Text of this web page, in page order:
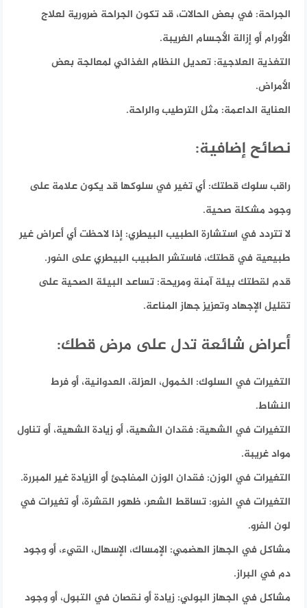
الجراحة: في بعض الحالات، قد تكون الجراحة ضرورية لعلاج
الأورام أو إزالة الأجسام الغريبة.
التغذية العلاجية: تعديل النظام الغذائي لمعالجة بعض
الأمراض.
العناية الداعمة: مثل الترطيب والراحة.
نصائح إضافية:
راقب سلوك قطتك: أي تغير في سلوكها قد يكون علامة على
وجود مشكلة صحية.
لا تتردد في استشارة الطبيب البيطري: إذا لاحظت أي أعراض غير
طبيعية في قطتك، فاستشر الطبيب البيطري على الفور.
قدم لقطتك بيئة آمنة ومريحة: تساعد البيئة الصحية على
تقليل الإجهاد وتعزيز جهاز المناعة.
أعراض شائعة تدل على مرض قطك:
التغيرات في السلوك: الخمول، العزلة، العدوانية، أو فرط
النشاط.
التغيرات في الشهية: فقدان الشهية، أو زيادة الشهية، أو تناول
مواد غريبة.
التغيرات في الوزن: فقدان الوزن المفاجئ أو الزيادة غير المبررة.
التغيرات في الفرو: تساقط الشعر، ظهور القشرة، أو تغيرات في
لون الفرو.
مشاكل في الجهاز الهضمي: الإمساك، الإسهال، القيء، أو وجود
دم في البراز.
مشاكل في الجهاز البولي: زيادة أو نقصان في التبول، أو وجود